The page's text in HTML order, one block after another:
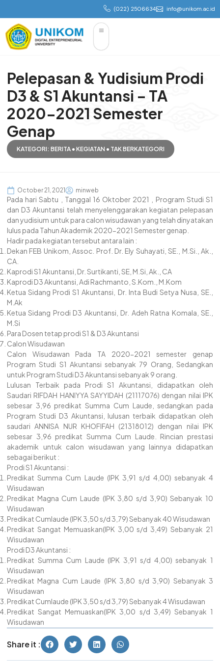
(022) 2506634 info@unikom.ac.id
Pelepasan & Yudisium Prodi
D3 & S1 Akuntansi – TA
2020-2021 Semester
Genap
KATEGORI: BERITA • KEGIATAN • TAK BERKATEGORI
October 21, 2021 minweb
Pada hari Sabtu , Tanggal 16 Oktober 2021 , Program Studi S1
dan D3 Akuntansi telah menyelenggarakan kegiatan pelepasan
dan yudisium untuk para calon wisudawan yang telah dinyatakan
lulus pada Tahun Akademik 2020-2021 Semester genap.
Hadir pada kegiatan tersebut antara lain :
Dekan FEB Unikom, Assoc. Prof. Dr. Ely Suhayati, SE., M.Si., Ak.,
CA.
Kaprodi S1 Akuntansi, Dr. Surtikanti, SE, M.Si, Ak., CA
Kaprodi D3 Akuntansi, Adi Rachmanto, S.Kom., M.Kom
Ketua Sidang Prodi S1 Akuntansi, Dr. Inta Budi Setya Nusa, SE.,
M.Ak
Ketua Sidang Prodi D3 Akuntansi, Dr. Adeh Ratna Komala, SE.,
M.Si
Para Dosen tetap prodi S1 & D3 Akuntansi
Calon Wisudawan
Calon Wisudawan Pada TA 2020-2021 semester genap
Program Studi S1 Akuntansi sebanyak 79 Orang, Sedangkan
untuk Program Studi D3 Akuntansi sebanyak 9 orang.
Lulusan Terbaik pada Prodi S1 Akuntansi, didapatkan oleh
Saudari RIFDAH HANIYYA SAYYIDAH (21117076) dengan nilai IPK
sebesar 3,96 predikat Summa Cum Laude, sedangkan pada
Program Studi D3 Akuntansi, lulusan terbaik didapatkan oleh
saudari ANNISA NUR KHOFIFAH (21318012) dengan nilai IPK
sebesar 3,96 predikat Summa Cum Laude. Rincian prestasi
akademik untuk calon wisudawan yang lainnya didapatkan
sebagai berikut :
Prodi S1 Akuntansi :
Predikat Summa Cum Laude (IPK 3,91 s/d 4,00) sebanyak 4
Wisudawan
Predikat Magna Cum Laude (IPK 3,80 s/d 3,90) Sebanyak 10
Wisudawan
Predikat Cumlaude (IPK 3,50 s/d 3,79) Sebanyak 40 Wisudawan
Predikat Sangat Memuaskan(IPK 3,00 s/d 3,49) Sebanyak 21
Wisudawan
Prodi D3 Akuntansi :
Predikat Summa Cum Laude (IPK 3,91 s/d 4,00) sebanyak 1
Wisudawan
Predikat Magna Cum Laude (IPK 3,80 s/d 3,90) Sebanyak 3
Wisudawan
Predikat Cumlaude (IPK 3,50 s/d 3,79) Sebanyak 4 Wisudawan
Predikat Sangat Memuaskan(IPK 3,00 s/d 3,49) Sebanyak 1
Wisudawan
Share it :